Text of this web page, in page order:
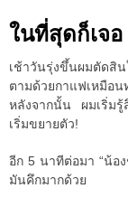
ในที่สุดก็เจอ
เช้าวันรุ่งขึ้นผมตัดสิ
ตามด้วยกาแฟเหมือ
หลังจากนั้น ผมเริ่มรู้
เริ่มขยายตัว!
อีก 5 นาทีต่อมา “น้อ
มันคึกมากด้วย